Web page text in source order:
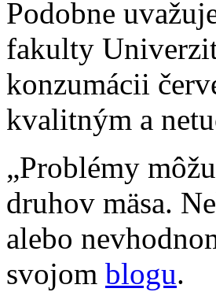
Podobne
fakulty
konzumácii
kvalitným a
„Problémy
druhov mäsa.
alebo
svojom blogu.